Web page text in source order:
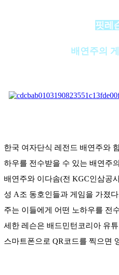
핏레
배연주의
한국 여자단식 레전드 배연주와
하우를 전수받을 수 있는 배연주
배연주와 이다솜(전 KGC인삼공
성 A조 동호인들과 게임을 가졌
주는 이들에게 어떤 노하우를 전
세한 레슨은 배드민턴코리아 유
스마트폰으로 QR코드를 찍으면